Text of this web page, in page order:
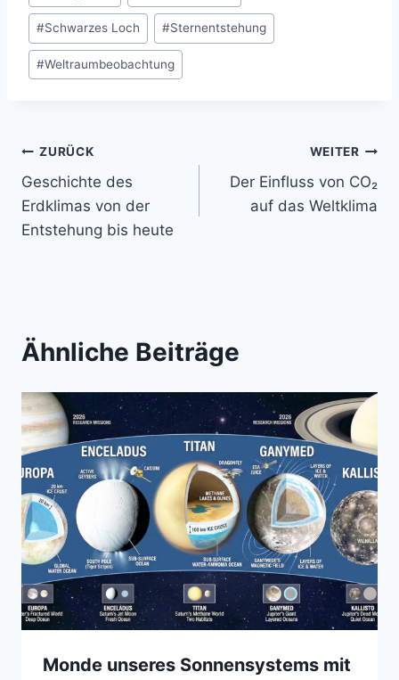
#Schwarzes Loch #Sternentstehung
#Weltraumbeobachtung
Beitragsnavigation
ZURÜCK
Geschichte des
Erdklimas von der
Entstehung bis heute
WEITER
Der Einfluss von CO₂
auf das Weltklima
Ähnliche Beiträge
Monde unseres Sonnensystems mit